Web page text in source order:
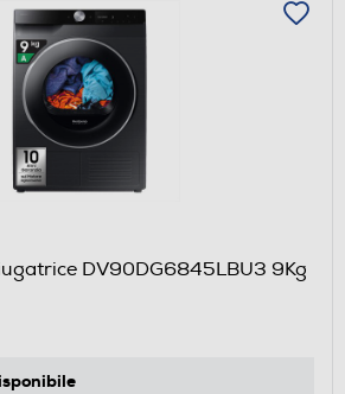
DV90DG6845LBU3 9Kg